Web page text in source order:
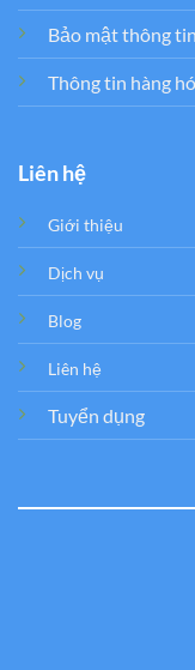
Bảo mật thông tin
Thông tin hàng
Liên hệ
Giới thiệu
Dịch vụ
Blog
Liên hệ
Tuyển dụng